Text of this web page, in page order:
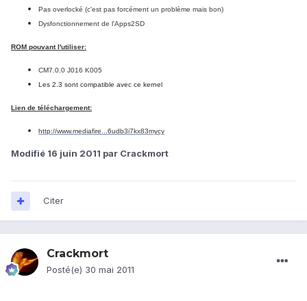
Pas overlocké (c'est pas forcément un problème mais bon)
Dysfonctionnement de l'Apps2SD
ROM pouvant l'utiliser:
CM7.0.0 J016 K005
Les 2.3 sont compatible avec ce kernel
Lien de téléchargement:
http://www.mediafire...6udb3i7kx83mycy
Modifié 16 juin 2011 par Crackmort
Citer
Crackmort
Posté(e) 30 mai 2011